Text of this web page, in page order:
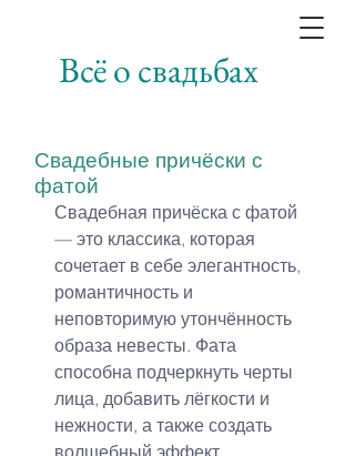
Всё о свадьбах
Свадебные причёски с
фатой
Свадебная причёска с фатой
— это классика, которая
сочетает в себе элегантность,
романтичность и
неповторимую утончённость
образа невесты. Фата
способна подчеркнуть черты
лица, добавить лёгкости и
нежности, а также создать
волшебный эффект